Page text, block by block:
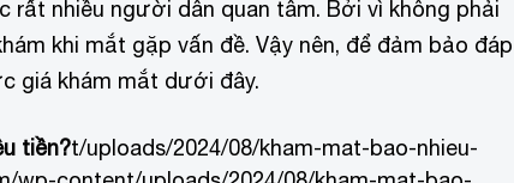
rất nhiều người dân quan tâm. Bởi vì không phải
khi mắt gặp vấn đề. Vậy nên, để đảm bảo đáp
giá khám mắt dưới đây.
tiền?t/uploads/2024/08/kham-mat-bao-nhieu-